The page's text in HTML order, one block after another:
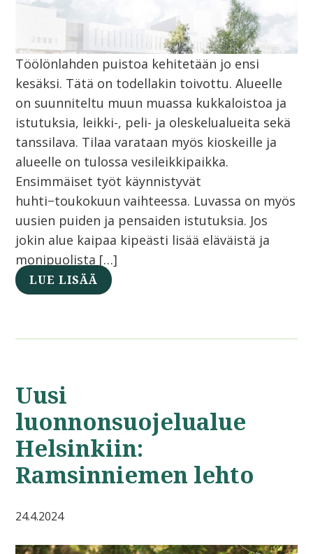
Töölönlahden puistoa kehitetään jo ensi
kesäksi. Tätä on todellakin toivottu. Alueelle
on suunniteltu muun muassa kukkaloistoa ja
istutuksia, leikki-, peli- ja oleskelualueita sekä
tanssilava. Tilaa varataan myös kioskeille ja
alueelle on tulossa vesileikkipaikka.
Ensimmäiset työt käynnistyvät
huhti−toukokuun vaihteessa. Luvassa on myös
uusien puiden ja pensaiden istutuksia. Jos
jokin alue kaipaa kipeästi lisää eläväistä ja
monipuolista […]
LUE LISÄÄ
Uusi
luonnonsuojelualue
Helsinkiin:
Ramsinniemen lehto
24.4.2024